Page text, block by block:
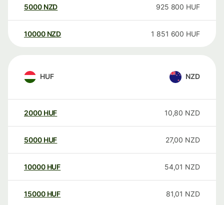
5000 NZD 925 800 HUF
10000 NZD 1 851 600 HUF
HUF NZD
2000 HUF 10,80 NZD
5000 HUF 27,00 NZD
10000 HUF 54,01 NZD
15000 HUF 81,01 NZD